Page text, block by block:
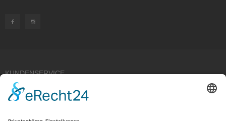
KUNDENSERVICE
Kauf widerrufen